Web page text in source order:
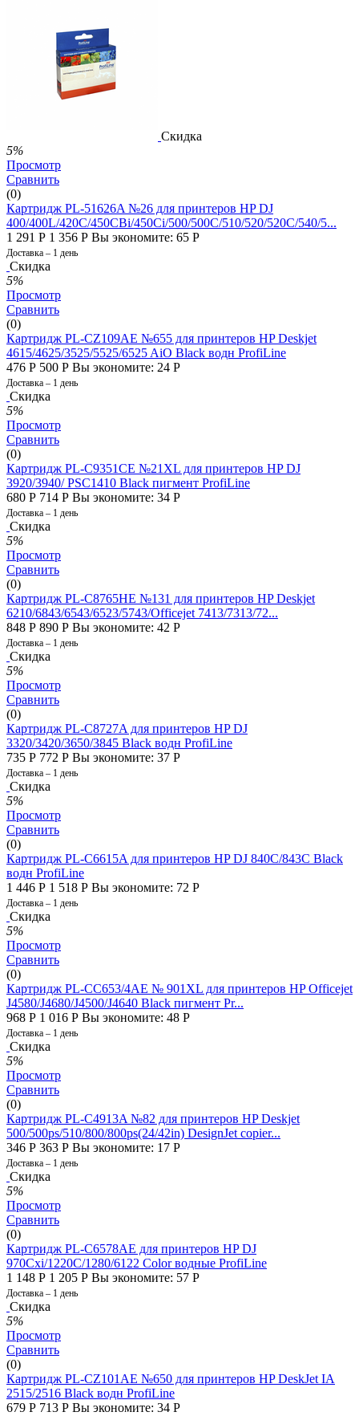
Скидка
5%
Просмотр
Сравнить
(0)
Картридж PL-51626A №26 для принтеров HP DJ
400/400L/420C/450CBi/450Ci/500/500C/510/520/520C/540/5...
1 291 Р 1 356 Р Вы экономите: 65 Р
Доставка – 1 день
Скидка
5%
Просмотр
Сравнить
(0)
Картридж PL-CZ109AE №655 для принтеров HP Deskjet
4615/4625/3525/5525/6525 AiO Black водн ProfiLine
476 Р 500 Р Вы экономите: 24 Р
Доставка – 1 день
Скидка
5%
Просмотр
Сравнить
(0)
Картридж PL-C9351CE №21XL для принтеров HP DJ
3920/3940/ PSC1410 Black пигмент ProfiLine
680 Р 714 Р Вы экономите: 34 Р
Доставка – 1 день
Скидка
5%
Просмотр
Сравнить
(0)
Картридж PL-C8765HE №131 для принтеров HP Deskjet
6210/6843/6543/6523/5743/Officejet 7413/7313/72...
848 Р 890 Р Вы экономите: 42 Р
Доставка – 1 день
Скидка
5%
Просмотр
Сравнить
(0)
Картридж PL-C8727A для принтеров HP DJ
3320/3420/3650/3845 Black водн ProfiLine
735 Р 772 Р Вы экономите: 37 Р
Доставка – 1 день
Скидка
5%
Просмотр
Сравнить
(0)
Картридж PL-C6615A для принтеров HP DJ 840C/843C Black
водн ProfiLine
1 446 Р 1 518 Р Вы экономите: 72 Р
Доставка – 1 день
Скидка
5%
Просмотр
Сравнить
(0)
Картридж PL-CC653/4AE № 901XL для принтеров HP Officejet
J4580/J4680/J4500/J4640 Black пигмент Pr...
968 Р 1 016 Р Вы экономите: 48 Р
Доставка – 1 день
Скидка
5%
Просмотр
Сравнить
(0)
Картридж PL-C4913A №82 для принтеров HP Deskjet
500/500ps/510/800/800ps(24/42in) DesignJet copier...
346 Р 363 Р Вы экономите: 17 Р
Доставка – 1 день
Скидка
5%
Просмотр
Сравнить
(0)
Картридж PL-C6578AE для принтеров HP DJ
970Cxi/1220С/1280/6122 Color водные ProfiLine
1 148 Р 1 205 Р Вы экономите: 57 Р
Доставка – 1 день
Скидка
5%
Просмотр
Сравнить
(0)
Картридж PL-CZ101AE №650 для принтеров HP DeskJet IA
2515/2516 Black водн ProfiLine
679 Р 713 Р Вы экономите: 34 Р